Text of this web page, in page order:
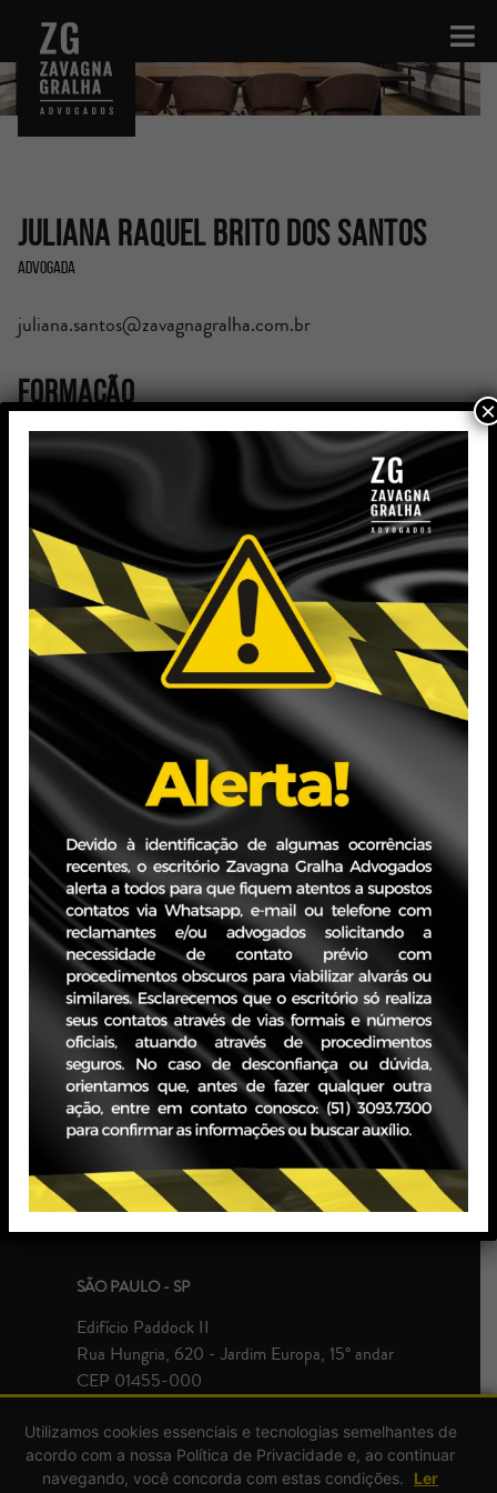
Juliana Raquel Brito dos Santos
Advogada
juliana.santos@zavagnagralha.com.br
Formação
Graduada em Direito pela Pontifícia Universidade
Católica do Rio Grande do Sul
Pós-graduada em Direito Penal e Processo Penal pela
Fundação Escola Superior do Ministério Público.
Experiência Profissional
Ampla experiência em Direito Empresarial, com ênfase
em Responsabilidade Civil, Direito Imobiliário e
Franquias.
Estágio de graduação no Tribunal de Justiça do Estado
do Rio Grande do Sul.
Estágio de graduação realizado em escritório de
advocacia.
Estágio de graduação e pós-graduação na Defensoria
Pública do Estado do Rio Grande do Sul.
PORTO ALEGRE - RS
Edifício JBZ
Av. Carlos Gomes, 400 - Boa Vista, 10° andar
CEP 90480-900
+55 51 3093.7300
SÃO PAULO - SP
Edifício Paddock II
Rua Hungria, 620 - Jardim Europa, 15° andar
CEP 01455-000
+55 51 3093.7300
Utilizamos cookies essenciais e tecnologias semelhantes de
acordo com a nossa Política de Privacidade e, ao continuar
navegando, você concorda com estas condições.
Ler
×